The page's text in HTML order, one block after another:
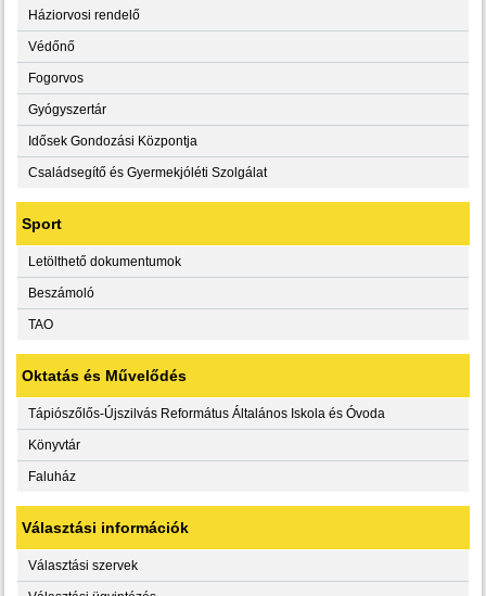
Háziorvosi rendelő
Védőnő
Fogorvos
Gyógyszertár
Idősek Gondozási Központja
Családsegítő és Gyermekjóléti Szolgálat
Sport
Letölthető dokumentumok
Beszámoló
TAO
Oktatás és Művelődés
Tápiószőlős-Újszilvás Református Általános Iskola és Óvoda
Könyvtár
Faluház
Választási információk
Választási szervek